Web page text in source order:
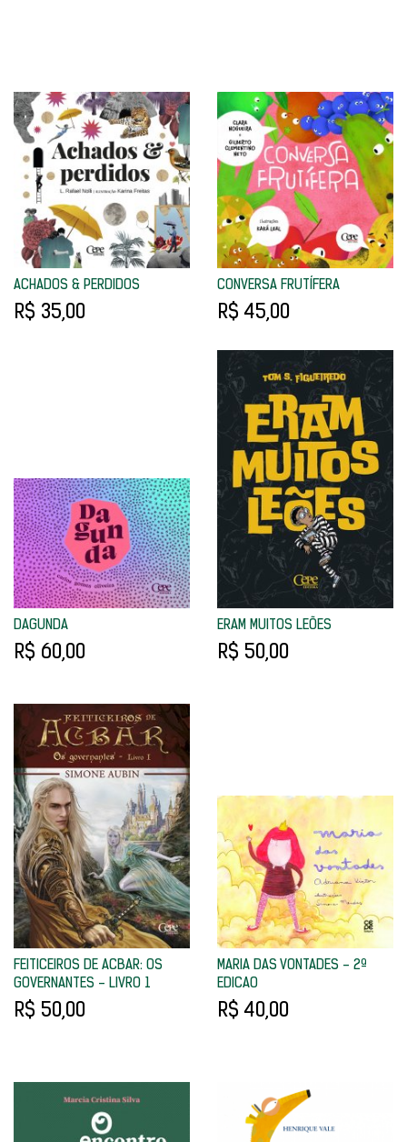
ACHADOS & PERDIDOS
R$ 35,00
CONVERSA FRUTÍFERA
R$ 45,00
DAGUNDA
R$ 60,00
ERAM MUITOS LEÕES
R$ 50,00
FEITICEIROS DE ACBAR: OS
GOVERNANTES - LIVRO 1
R$ 50,00
MARIA DAS VONTADES - 2ª
EDICAO
R$ 40,00